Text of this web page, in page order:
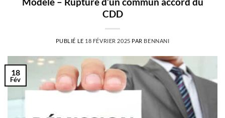
CDD
PUBLIÉ LE 18 FÉVRIER 2025 PAR BENNANI
18
Fév